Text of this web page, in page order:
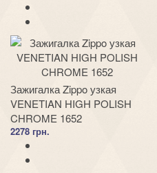
Зажигалка Zippo узкая
VENETIAN HIGH POLISH
CHROME 1652
2278 грн.